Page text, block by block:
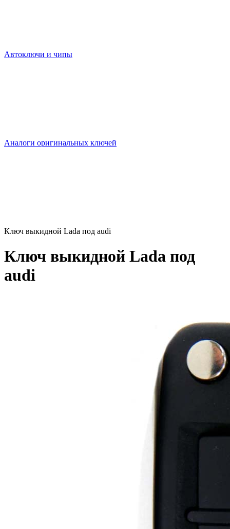
Автоключи и чипы
Аналоги оригинальных ключей
Ключ выкидной Lada под audi
Ключ выкидной Lada под
audi